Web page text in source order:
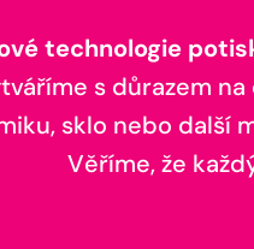
technologie
s důrazem
sklo nebo další
Věříme, že